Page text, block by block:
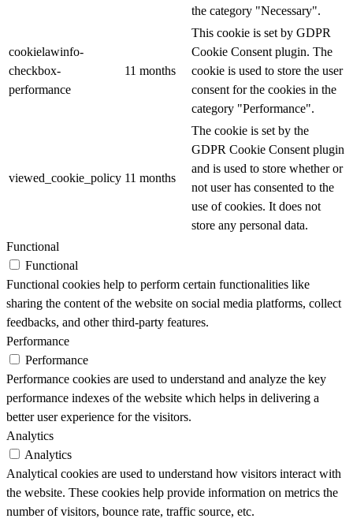
the category "Necessary".
cookielawinfo-
checkbox-
performance
11 months
This cookie is set by GDPR
Cookie Consent plugin. The
cookie is used to store the user
consent for the cookies in the
category "Performance".
viewed_cookie_policy 11 months
The cookie is set by the
GDPR Cookie Consent plugin
and is used to store whether or
not user has consented to the
use of cookies. It does not
store any personal data.
Functional
Functional
Functional cookies help to perform certain functionalities like
sharing the content of the website on social media platforms, collect
feedbacks, and other third-party features.
Performance
Performance
Performance cookies are used to understand and analyze the key
performance indexes of the website which helps in delivering a
better user experience for the visitors.
Analytics
Analytics
Analytical cookies are used to understand how visitors interact with
the website. These cookies help provide information on metrics the
number of visitors, bounce rate, traffic source, etc.